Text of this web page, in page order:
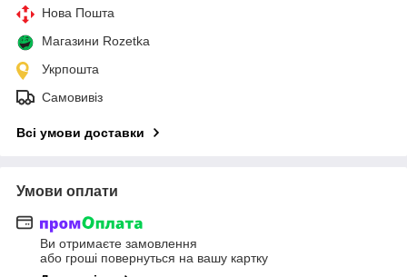
Нова Пошта
Магазини Rozetka
Укрпошта
Самовивіз
Всі умови доставки
Умови оплати
Ви отримаєте замовлення
або гроші повернуться на вашу картку